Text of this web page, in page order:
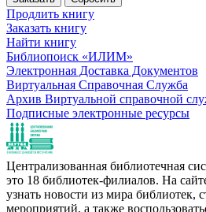
Продлить книгу
Заказать книгу
Найти книгу
Библиопоиск «ИЛИМ»
Электронная Доставка Документов
Виртуальная Справочная Служба
Архив Виртуальной справочной
Подписные электронные ресурсы
Централизованная библиотечная
это 18 библиотек-филиалов. На
узнать новости из мира библиотек,
мероприятий, а также